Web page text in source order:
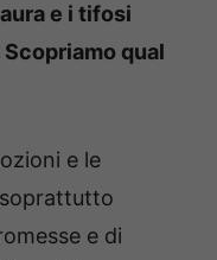
e i tifosi
qual
e le
e di